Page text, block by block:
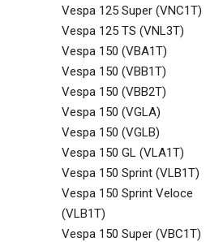
Vespa 125 Super (VNC1T)
Vespa 125 TS (VNL3T)
Vespa 150 (VBA1T)
Vespa 150 (VBB1T)
Vespa 150 (VBB2T)
Vespa 150 (VGLA)
Vespa 150 (VGLB)
Vespa 150 GL (VLA1T)
Vespa 150 Sprint (VLB1T)
Vespa 150 Sprint Veloce
(VLB1T)
Vespa 150 Super (VBC1T)